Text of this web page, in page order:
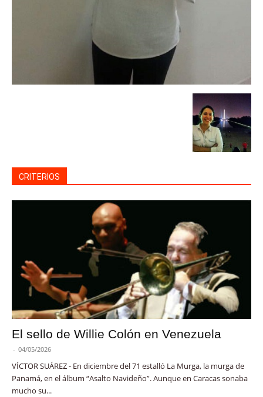
CRITERIOS
El sello de Willie Colón en Venezuela
- 04/05/2026
VÍCTOR SUÁREZ - En diciembre del 71 estalló La Murga, la murga de
Panamá, en el álbum “Asalto Navideño”. Aunque en Caracas sonaba
mucho su...